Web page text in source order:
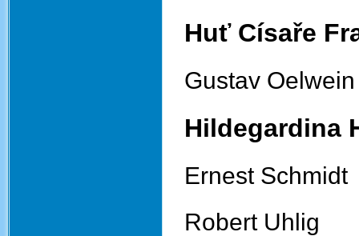
Huť Císaře
Gustav
Hildegardina
Ernest
Robert